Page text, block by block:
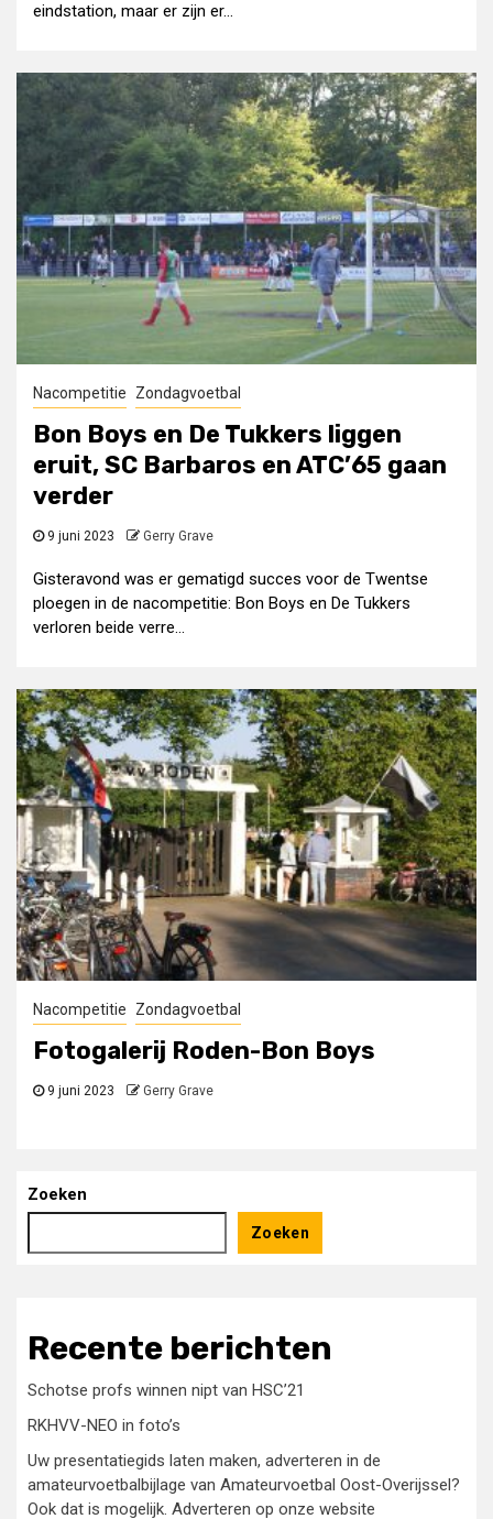
eindstation, maar er zijn er...
Nacompetitie Zondagvoetbal
Bon Boys en De Tukkers liggen
eruit, SC Barbaros en ATC’65 gaan
verder
9 juni 2023 Gerry Grave
Gisteravond was er gematigd succes voor de Twentse
ploegen in de nacompetitie: Bon Boys en De Tukkers
verloren beide verre...
Nacompetitie Zondagvoetbal
Fotogalerij Roden-Bon Boys
9 juni 2023 Gerry Grave
Zoeken
Zoeken
Recente berichten
Schotse profs winnen nipt van HSC’21
RKHVV-NEO in foto’s
Uw presentatiegids laten maken, adverteren in de
amateurvoetbalbijlage van Amateurvoetbal Oost-Overijssel?
Ook dat is mogelijk. Adverteren op onze website